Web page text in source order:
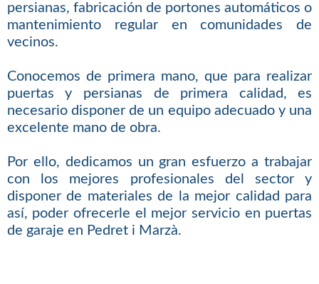
persianas, fabricación de portones automáticos o
mantenimiento regular en comunidades de
vecinos.
Conocemos de primera mano, que para realizar
puertas y persianas de primera calidad, es
necesario disponer de un equipo adecuado y una
excelente mano de obra.
Por ello, dedicamos un gran esfuerzo a trabajar
con los mejores profesionales del sector y
disponer de materiales de la mejor calidad para
así, poder ofrecerle el mejor servicio en puertas
de garaje en Pedret i Marzà.